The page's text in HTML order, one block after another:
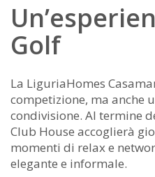
Golf
La LiguriaHomes
competizione, ma anche
condivisione. Al termine
Club House accoglierà
momenti di relax e
elegante e informale.